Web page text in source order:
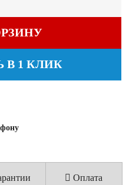
В 1 КЛИК
Оплата